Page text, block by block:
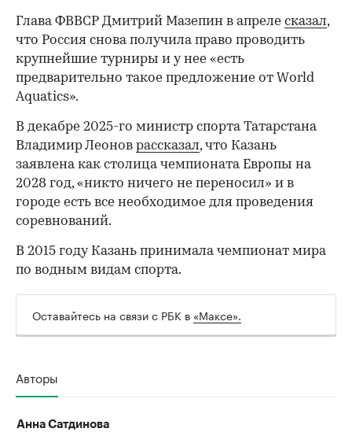
Глава ФВВСР Дмитрий Мазепин в апреле сказал,
что Россия снова получила право проводить
крупнейшие турниры и у нее «есть
предварительно такое предложение от World
Aquatics».
В декабре 2025-го министр спорта Татарстана
Владимир Леонов рассказал, что Казань
заявлена как столица чемпионата Европы на
2028 год, «никто ничего не переносил» и в
городе есть все необходимое для проведения
соревнований.
В 2015 году Казань принимала чемпионат мира
по водным видам спорта.
Оставайтесь на связи с РБК в «Максе».
Авторы
Анна Сатдинова